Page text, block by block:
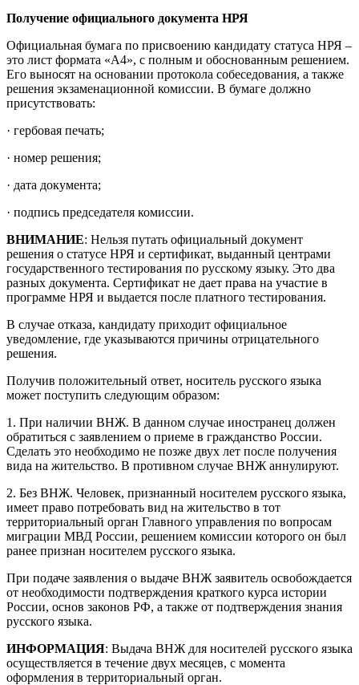
Получение официального документа НРЯ
Официальная бумага по присвоению кандидату статуса НРЯ –
это лист формата «А4», с полным и обоснованным решением.
Его выносят на основании протокола собеседования, а также
решения экзаменационной комиссии. В бумаге должно
присутствовать:
· гербовая печать;
· номер решения;
· дата документа;
· подпись председателя комиссии.
ВНИМАНИЕ: Нельзя путать официальный документ
решения о статусе НРЯ и сертификат, выданный центрами
государственного тестирования по русскому языку. Это два
разных документа. Сертификат не дает права на участие в
программе НРЯ и выдается после платного тестирования.
В случае отказа, кандидату приходит официальное
уведомление, где указываются причины отрицательного
решения.
Получив положительный ответ, носитель русского языка
может поступить следующим образом:
1. При наличии ВНЖ. В данном случае иностранец должен
обратиться с заявлением о приеме в гражданство России.
Сделать это необходимо не позже двух лет после получения
вида на жительство. В противном случае ВНЖ аннулируют.
2. Без ВНЖ. Человек, признанный носителем русского языка,
имеет право потребовать вид на жительство в тот
территориальный орган Главного управления по вопросам
миграции МВД России, решением комиссии которого он был
ранее признан носителем русского языка.
При подаче заявления о выдаче ВНЖ заявитель освобождается
от необходимости подтверждения краткого курса истории
России, основ законов РФ, а также от подтверждения знания
русского языка.
ИНФОРМАЦИЯ: Выдача ВНЖ для носителей русского языка
осуществляется в течение двух месяцев, с момента
оформления в территориальный орган.